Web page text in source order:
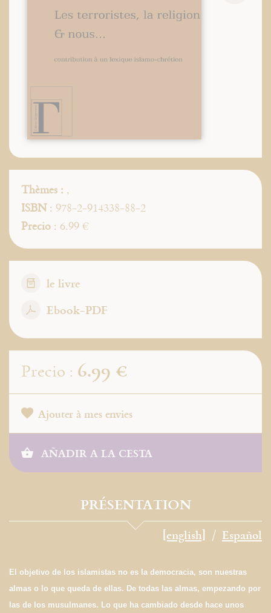
Thèmes : ,
ISBN: 978-2-914338-88-2
Precio : 6.99 €
le livre
Ebook-PDF
Precio : 6.99 €
Ajouter à mes envies
AÑADIR A LA CESTA
PRÉSENTATION
[english] Español
El objetivo de los islamistas no es la democracia, son nuestras
almas o lo que queda de ellas. De todas las almas, empezando por
las de los musulmanes. Lo que ha cambiado desde hace unos